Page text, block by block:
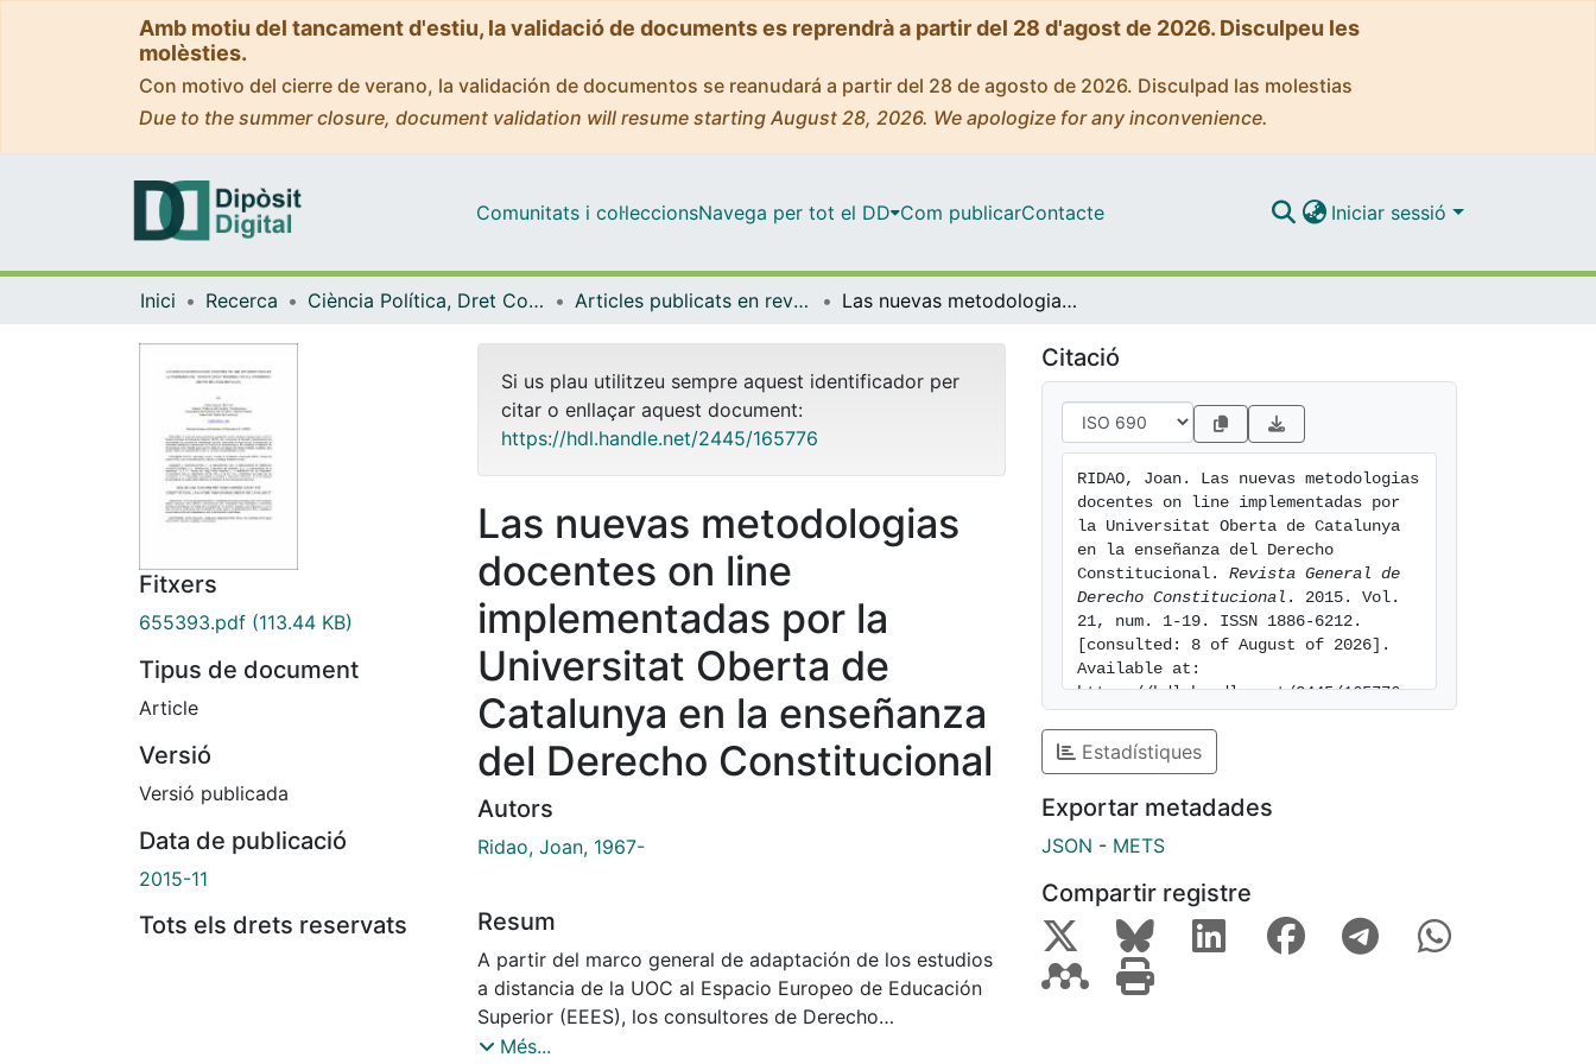
Amb motiu del tancament d'estiu, la validació de documents es reprendrà a partir del 28 d'agost de 2026. Disculpeu les
molèsties.
Con motivo del cierre de verano, la validación de documentos se reanudará a partir del 28 de agosto de 2026. Disculpad las molestias
Due to the summer closure, document validation will resume starting August 28, 2026. We apologize for any inconvenience.
Comunitats i col·leccionsNavega per tot el DD Com publicarContacte Iniciar sessió
Inici Recerca Ciència Política, Dret Constitucional i Filosofia del Dret Articles publicats en revistes (Ciència Política, Dret Constitucional i Filosofia del Dret) Las nuevas metodologias docentes on line implementadas por la Universitat Oberta de Catalunya en la enseñanza del Derecho Constitucional
Fitxers
655393.pdf (113.44 KB)
Tipus de document
Article
Versió
Versió publicada
Data de publicació
2015-11
Tots els drets reservats
Si us plau utilitzeu sempre aquest identificador per
citar o enllaçar aquest document:
https://hdl.handle.net/2445/165776
Las nuevas metodologias
docentes on line
implementadas por la
Universitat Oberta de
Catalunya en la enseñanza
del Derecho Constitucional
Autors
Ridao, Joan, 1967-
Resum
A partir del marco general de adaptación de los estudios
a distancia de la UOC al Espacio Europeo de Educación
Superior (EEES), los consultores de Derecho
Constitucional han desarrollado una satisfactoria
Més...
Citació
RIDAO, Joan. Las nuevas metodologias
docentes on line implementadas por
la Universitat Oberta de Catalunya
en la enseñanza del Derecho
Constitucional. Revista General de
Derecho Constitucional . 2015. Vol.
21, num. 1-19. ISSN 1886-6212.
[consulted: 8 of August of 2026].
Available at:
https://hdl.handle.net/2445/165776
Estadístiques
Exportar metadades
JSON - METS
Compartir registre